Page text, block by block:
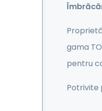
gama
pentru
Potrivite